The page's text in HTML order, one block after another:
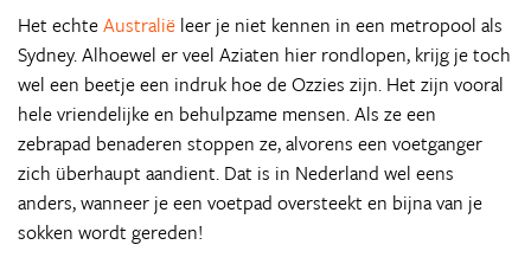
Het echteAustralië leer je niet kennen in een metropool als
Sydney. Alhoewel er veel Aziaten hier rondlopen, krijg je toch
wel een beetje een indruk hoe de Ozzies zijn. Het zijn vooral
hele vriendelijke en behulpzame mensen. Als ze een
zebrapad benaderen stoppen ze, alvorens een voetganger
zich überhaupt aandient. Dat is in Nederland wel eens
anders, wanneer je een voetpad oversteekt en bijna van je
sokken wordt gereden!